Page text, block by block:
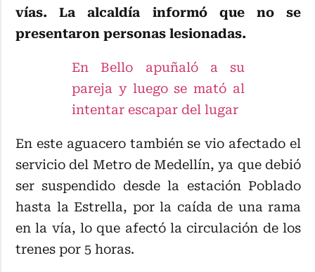
vías. La alcaldía informó que no se
presentaron personas lesionadas.
En Bello apuñaló a su
pareja y luego se mató al
intentar escapar del lugar
En este aguacero también se vio afectado el
servicio del Metro de Medellín, ya que debió
ser suspendido desde la estación Poblado
hasta la Estrella, por la caída de una rama
en la vía, lo que afectó la circulación de los
trenes por 5 horas.